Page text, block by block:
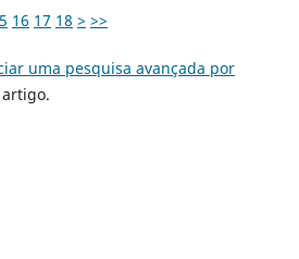
16 17 18 > >>
uma pesquisa avançada por